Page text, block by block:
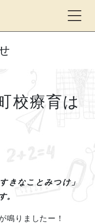
校療育は
きなことみつけ」
。
鳴りましたー！